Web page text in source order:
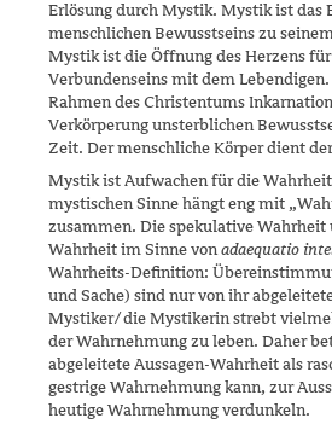
Erlösung durch Mystik. Mystik ist das
menschlichen Bewusstseins zu
Mystik ist die Öffnung des Herzens
Verbundenseins mit dem
Rahmen des Christentums
Verkörperung unsterblichen
Zeit. Der menschliche Körper dient
Mystik ist Aufwachen für die
mystischen Sinne hängt eng mit
zusammen. Die spekulative Wahrheit
Wahrheit im Sinne von adaequatio
Wahrheits-Definition:
und Sache) sind nur von ihr
Mystiker/​die Mystikerin strebt
der Wahrnehmung zu leben. Daher
abgeleitete Aussagen-Wahrheit als
gestrige Wahrnehmung kann, zur
heutige Wahrnehmung verdunkeln.